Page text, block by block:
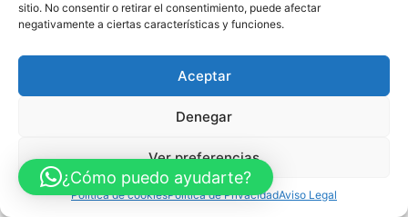
sitio. No consentir o retirar el consentimiento, puede afectar
negativamente a ciertas características y funciones.
Aceptar
Denegar
Ver preferencias
Política de cookiesPolítica de PrivacidadAviso Legal
¿Cómo puedo ayudarte?